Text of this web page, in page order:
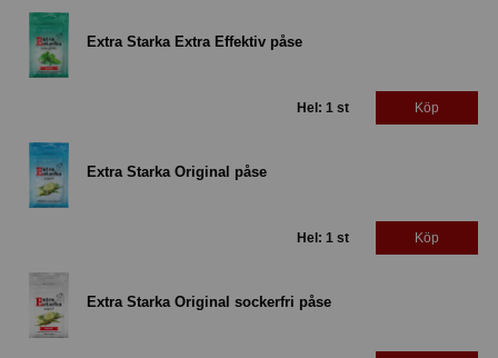
Extra Starka Extra Effektiv påse
Hel: 1 st Köp
Extra Starka Original påse
Hel: 1 st Köp
Extra Starka Original sockerfri påse